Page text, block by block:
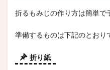
折るもみじの作り方は簡単
準備するものは下記のとおり
折り紙